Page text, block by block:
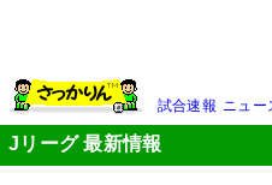
試合速報 ニュー
Jリーグ 最新情報